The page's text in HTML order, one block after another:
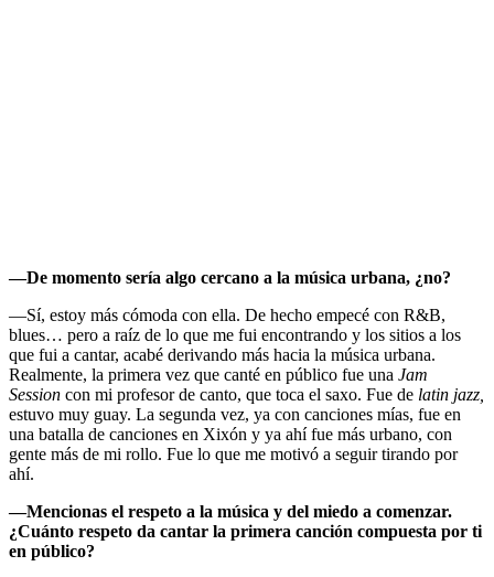
—De momento sería algo cercano a la música urbana, ¿no?
—Sí, estoy más cómoda con ella. De hecho empecé con R&B,
blues… pero a raíz de lo que me fui encontrando y los sitios a los
que fui a cantar, acabé derivando más hacia la música urbana.
Realmente, la primera vez que canté en público fue una Jam
Session con mi profesor de canto, que toca el saxo. Fue de latin jazz,
estuvo muy guay. La segunda vez, ya con canciones mías, fue en
una batalla de canciones en Xixón y ya ahí fue más urbano, con
gente más de mi rollo. Fue lo que me motivó a seguir tirando por
ahí.
—Mencionas el respeto a la música y del miedo a comenzar.
¿Cuánto respeto da cantar la primera canción compuesta por ti
en público?